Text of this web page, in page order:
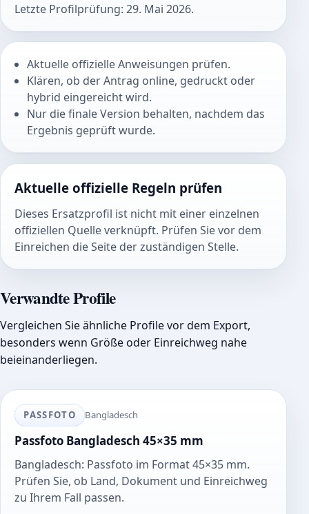
Letzte Profilprüfung: 29. Mai 2026.
Aktuelle offizielle Anweisungen prüfen.
Klären, ob der Antrag online, gedruckt oder
hybrid eingereicht wird.
Nur die finale Version behalten, nachdem das
Ergebnis geprüft wurde.
Aktuelle offizielle Regeln prüfen
Dieses Ersatzprofil ist nicht mit einer einzelnen
offiziellen Quelle verknüpft. Prüfen Sie vor dem
Einreichen die Seite der zuständigen Stelle.
Verwandte Profile
Vergleichen Sie ähnliche Profile vor dem Export,
besonders wenn Größe oder Einreichweg nahe
beieinanderliegen.
PASSFOTO Bangladesch
Passfoto Bangladesch 45×35 mm
Bangladesch: Passfoto im Format 45×35 mm.
Prüfen Sie, ob Land, Dokument und Einreichweg
zu Ihrem Fall passen.